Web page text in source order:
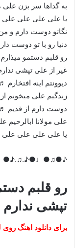
به گداها سر بزن
یا علی علی علی
نگاتو دوست دارم و
دنیا رو با تو دوست
رو قلبم دستمو
غیر از علی تپشی
دیوونتم اینه
زندگیم علی میخونم
دوست دارم از قدیم
علی مولانا
یا علی علی علی
رو قلبم
تپشی ندارم
برای دانلود اهنگ روی